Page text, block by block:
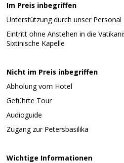
Im Preis inbegriffen
Unterstützung durch unser Personal
Eintritt ohne Anstehen in die
Sixtinische Kapelle
Nicht im Preis inbegriffen
Abholung vom Hotel
Geführte Tour
Audioguide
Zugang zur Petersbasilika
Wichtige Informationen